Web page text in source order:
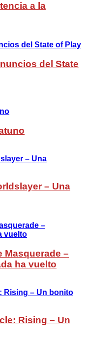
a la
del State
– Una
Masquerade –
ha vuelto
Rising – Un